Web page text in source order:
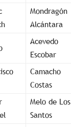
Mondragón
Alcántara
Acevedo
Escobar
Camacho
Costas
Melo de Los
Santos